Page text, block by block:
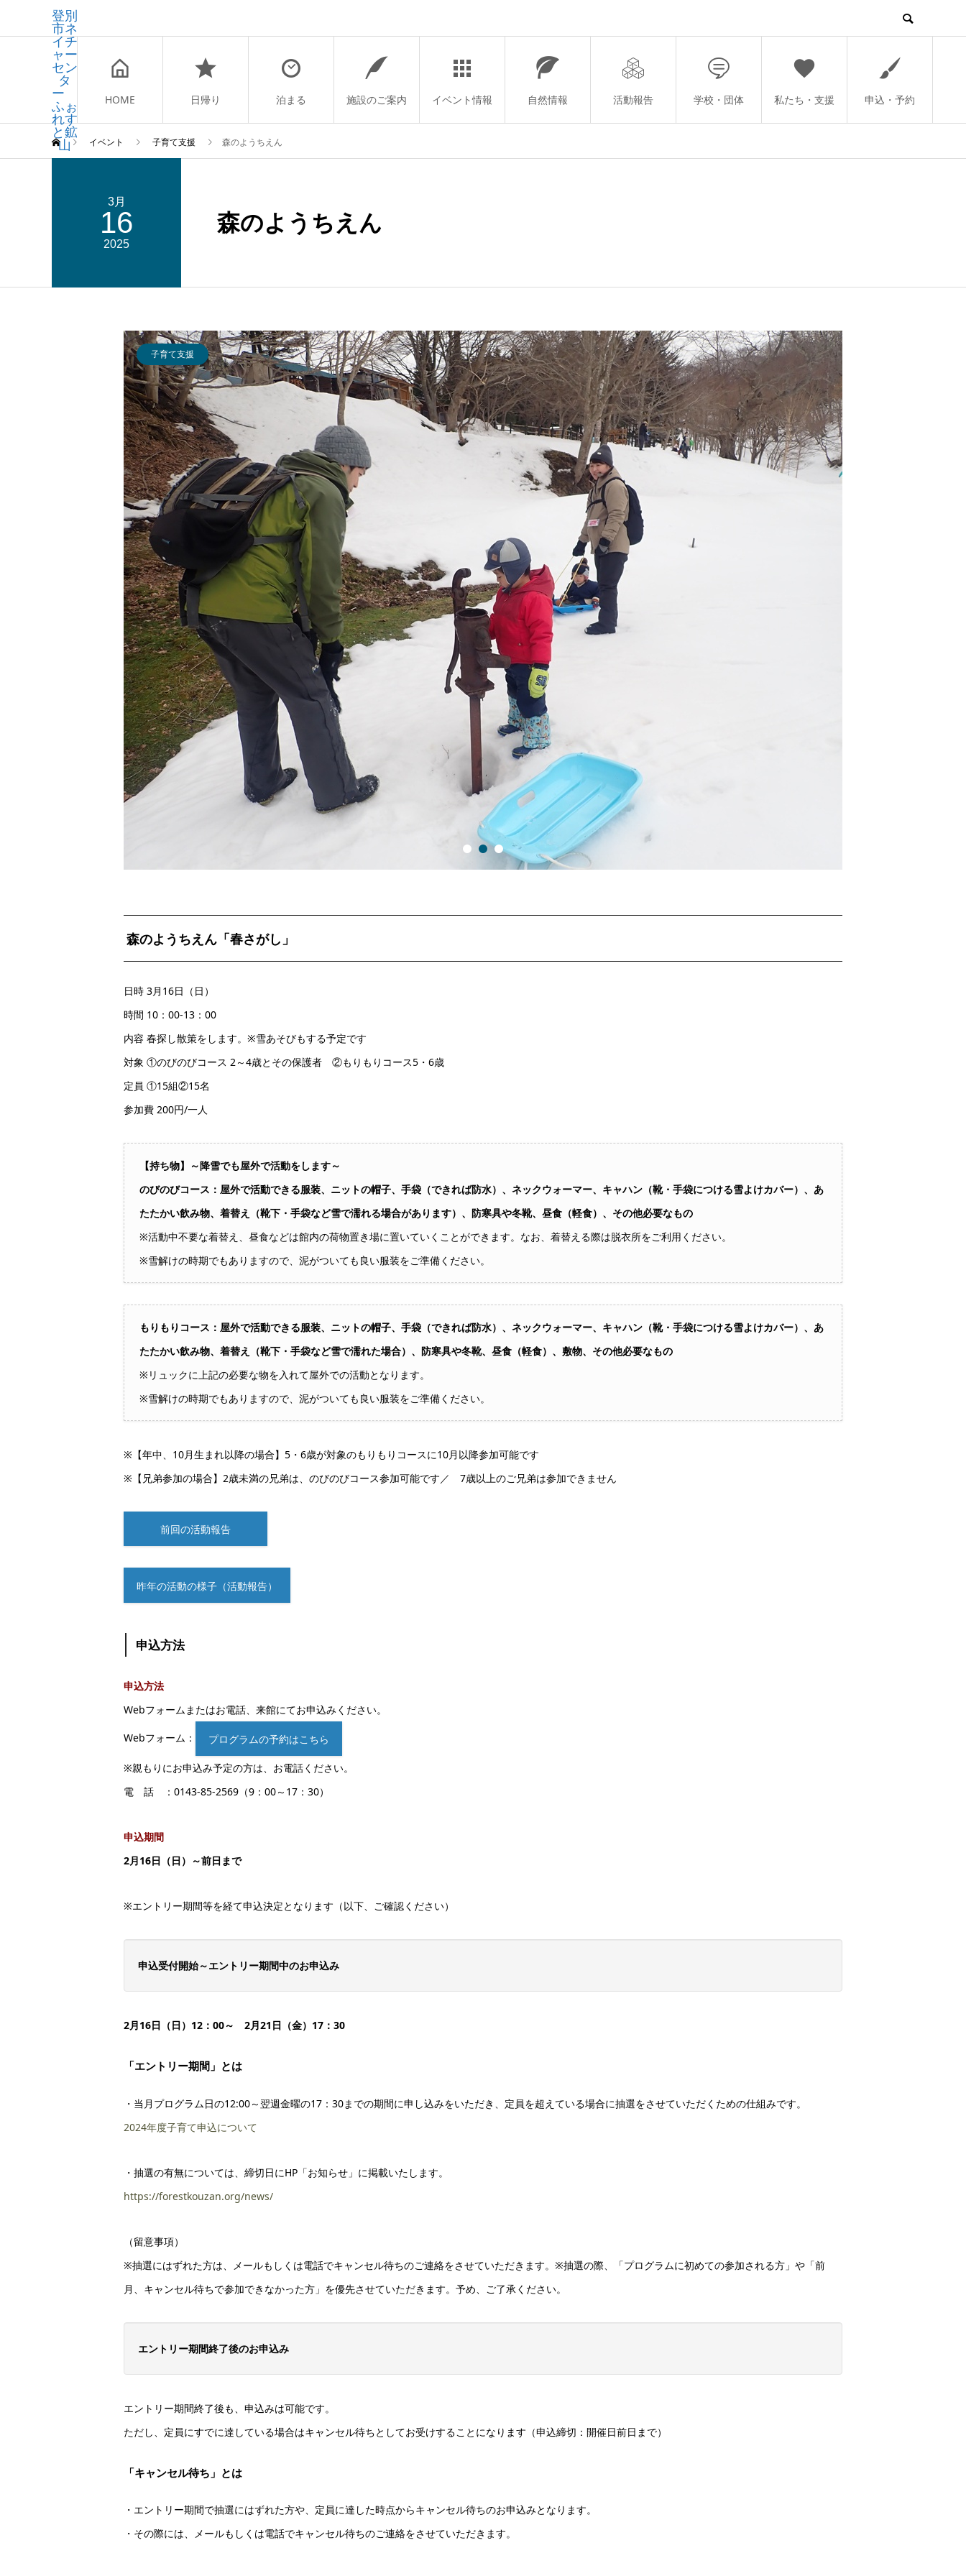
登別
市ネ
イチ
ャー
セン
タ
ー
ふぉ
れす
と鉱
山
HOME 日帰り 泊まる 施設のご案内 イベント情報 自然情報 活動報告 学校・団体 私たち・支援 申込・予約
イベント 子育て支援 森のようちえん
3月
16
2025
森のようちえん
子育て支援
森のようちえん「春さがし」
日時 3月16日（日）
時間 10：00-13：00
内容 春探し散策をします。※雪あそびもする予定です
対象 ①のびのびコース 2～4歳とその保護者 ②もりもりコース5・6歳
定員 ①15組②15名
参加費 200円/一人
【持ち物】～降雪でも屋外で活動をします～
のびのびコース：屋外で活動できる服装、ニットの帽子、手袋（できれば防水）、ネックウォーマー、キャハン（靴・手袋につける雪よけカバー）、あ
たたかい飲み物、着替え（靴下・手袋など雪で濡れる場合があります）、防寒具や冬靴、昼食（軽食）、その他必要なもの
※活動中不要な着替え、昼食などは館内の荷物置き場に置いていくことができます。なお、着替える際は脱衣所をご利用ください。
※雪解けの時期でもありますので、泥がついても良い服装をご準備ください。
もりもりコース： 屋外で活動できる服装、ニットの帽子、手袋（できれば防水）、ネックウォーマー、キャハン（靴・手袋につける雪よけカバー）、あ
たたかい飲み物、着替え（靴下・手袋など雪で濡れた場合）、防寒具や冬靴、昼食（軽食）、敷物、その他必要なもの
※リュックに上記の必要な物を入れて屋外での活動となります。
※雪解けの時期でもありますので、泥がついても良い服装をご準備ください。
※【年中、10月生まれ以降の場合】5・6歳が対象のもりもりコースに10月以降参加可能です
※【兄弟参加の場合】2歳未満の兄弟は、のびのびコース参加可能です／ 7歳以上のご兄弟は参加できません
前回の活動報告
昨年の活動の様子（活動報告）
申込方法
申込方法
Webフォームまたはお電話、来館にてお申込みください。
Webフォーム： プログラムの予約はこちら
※親もりにお申込み予定の方は、お電話ください。
電 話 ：0143-85-2569（9：00～17：30）
申込期間
2月16日（日）～前日まで
※エントリー期間等を経て申込決定となります（以下、ご確認ください）
申込受付開始～エントリー期間中のお申込み
2月16日（日）12：00～ 2月21日（金）17：30
「エントリー期間」とは
・当月プログラム日の12:00～翌週金曜の17：30までの期間に申し込みをいただき、定員を超えている場合に抽選をさせていただくための仕組みです。
2024年度子育て申込について
・抽選の有無については、締切日にHP「お知らせ」に掲載いたします。
https://forestkouzan.org/news/
（留意事項）
※抽選にはずれた方は、メールもしくは電話でキャンセル待ちのご連絡をさせていただきます。※抽選の際、「プログラムに初めての参加される方」や「前
月、キャンセル待ちで参加できなかった方」を優先させていただきます。予め、ご了承ください。
エントリー期間終了後のお申込み
エントリー期間終了後も、申込みは可能です。
ただし、定員にすでに達している場合はキャンセル待ちとしてお受けすることになります（申込締切：開催日前日まで）
「キャンセル待ち」とは
・エントリー期間で抽選にはずれた方や、定員に達した時点からキャンセル待ちのお申込みとなります。
・その際には、メールもしくは電話でキャンセル待ちのご連絡をさせていただきます。